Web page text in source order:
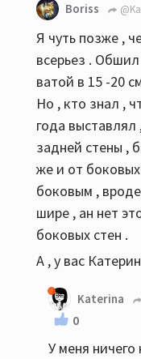
Boriss
Я чуть позже ,
всерьез .
ватой в 15 -20
Но , кто знал ,
года
задней стены ,
же и от
боковым ,
шире , ан нет
боковых стен .
А , у вас
Katerina
0
У меня